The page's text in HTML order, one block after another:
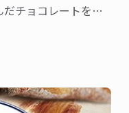
チョコレートをご
校のシェフ講師た